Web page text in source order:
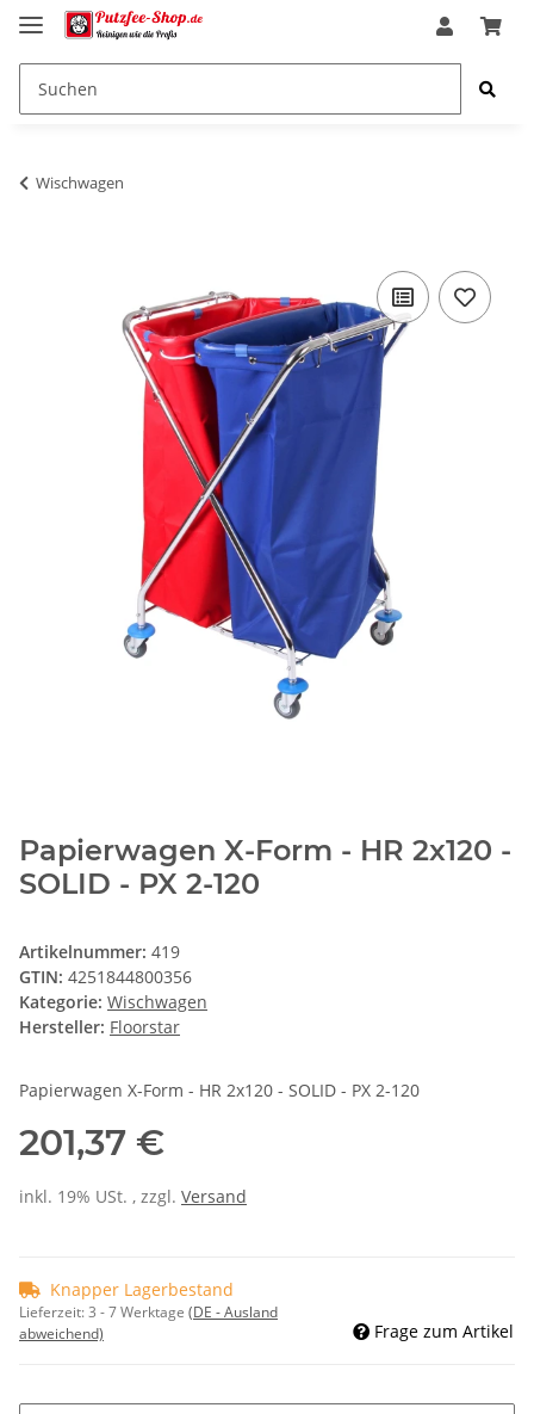
Wischwagen
Papierwagen X-Form - HR 2x120 -
SOLID - PX 2-120
Artikelnummer: 419
GTIN: 4251844800356
Kategorie: Wischwagen
Hersteller: Floorstar
Papierwagen X-Form - HR 2x120 - SOLID - PX 2-120
201,37 €
inkl. 19% USt. , zzgl. Versand
Knapper Lagerbestand
Lieferzeit:3 - 7 Werktage (DE - Ausland
abweichend)
Frage zum Artikel